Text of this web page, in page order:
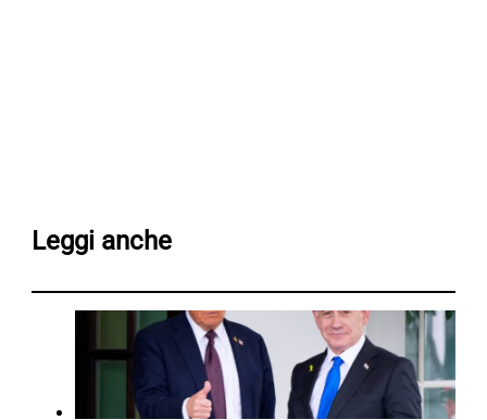
Leggi anche